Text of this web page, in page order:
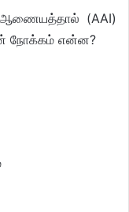
ஆணையத்தால் (AAI)
நோக்கம் என்ன?